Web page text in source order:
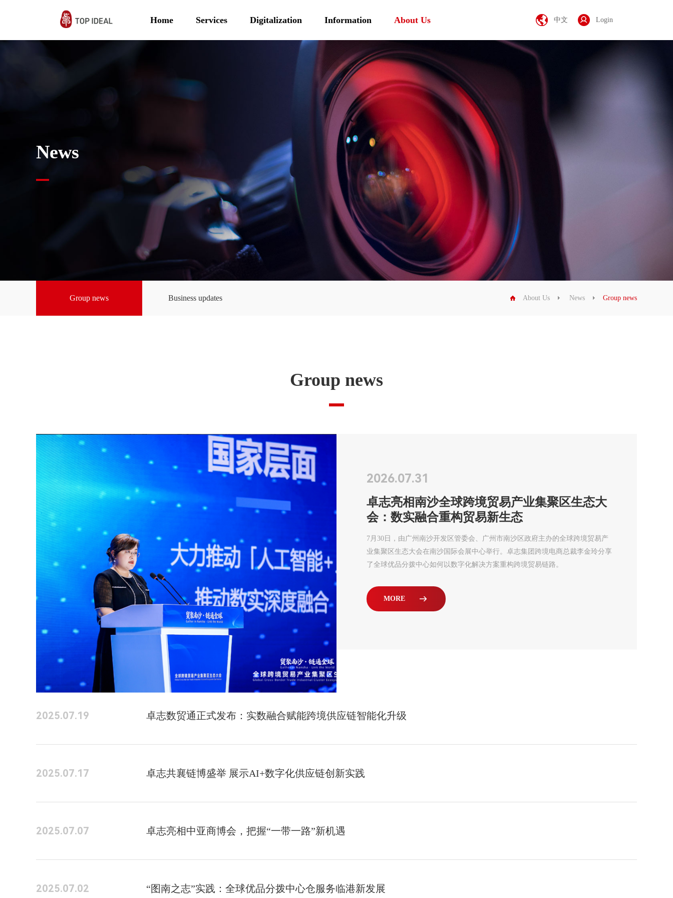
Home Services Digitalization Information About Us 中文 Login
News
Group news Business updates About Us News Group news
Group news
2026.07.31
卓志亮相南沙全球跨境贸易产业集聚区生态大
会：数实融合重构贸易新生态
7月30日，由广州南沙开发区管委会、广州市南沙区政府主办的全球跨境贸易产
业集聚区生态大会在南沙国际会展中心举行。卓志集团跨境电商总裁李金玲分享
了全球优品分拨中心如何以数字化解决方案重构跨境贸易链路。
MORE
2025.07.19 卓志数贸通正式发布：实数融合赋能跨境供应链智能化升级
2025.07.17 卓志共襄链博盛举 展示AI+数字化供应链创新实践
2025.07.07 卓志亮相中亚商博会，把握“一带一路”新机遇
2025.07.02 “图南之志”实践：全球优品分拨中心仓服务临港新发展